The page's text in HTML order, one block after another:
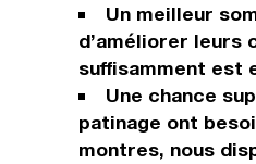
Un meilleur
d’améliorer leurs
suffisamment est
Une chance
patinage ont
montres, nous